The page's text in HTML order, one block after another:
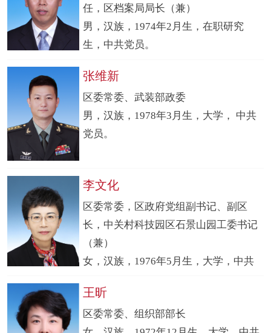
任，区档案局局长（兼）
男，汉族，1974年2月生，在职研究
生，中共党员。
张维新
区委常委、武装部政委
男，汉族，1978年3月生，大学， 中共
党员。
李文化
区委常委，区政府党组副书记、副区
长，中关村科技园区石景山园工委书记
（兼）
女，汉族，1976年5月生，大学，中共
王昕
区委常委、组织部部长